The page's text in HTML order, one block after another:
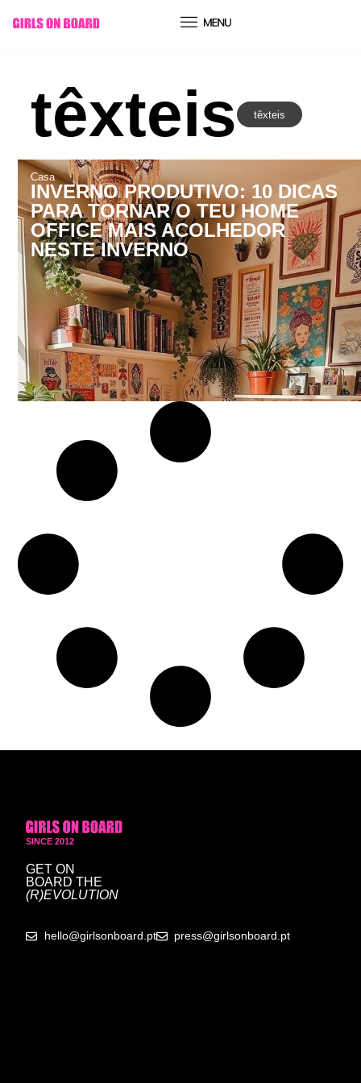
conteúdo
têxteis têxteis
Casa
INVERNO PRODUTIVO: 10 DICAS
PARA TORNAR O TEU HOME
OFFICE MAIS ACOLHEDOR
NESTE INVERNO
SINCE 2012
GET ON
BOARD THE
(R)EVOLUTION
hello@girlsonboard.pt press@girlsonboard.pt